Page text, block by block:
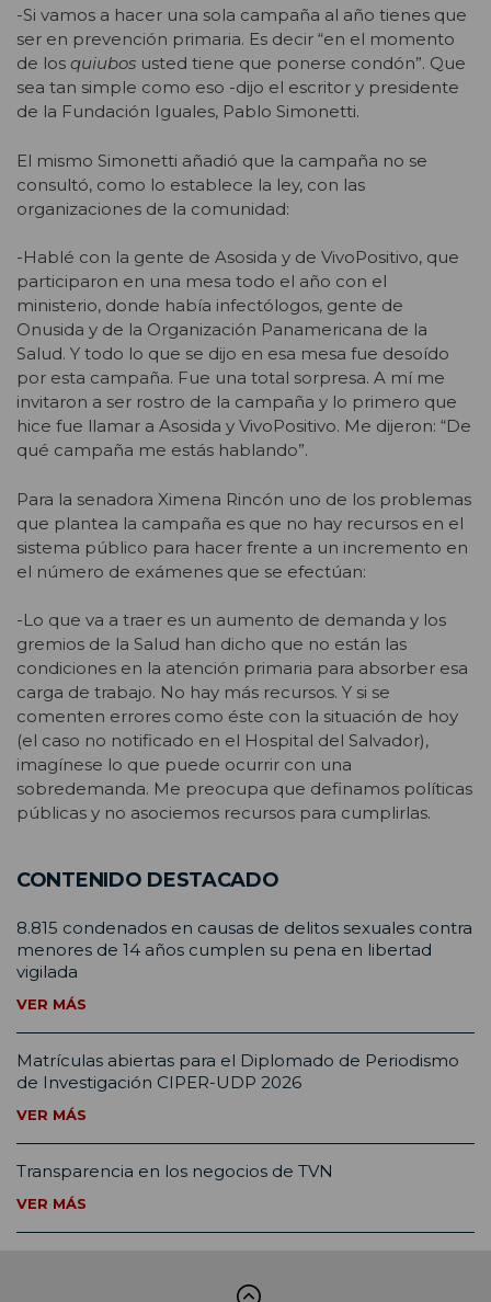
-Si vamos a hacer una sola campaña al año tienes que
ser en prevención primaria. Es decir “en el momento
de los quiubos usted tiene que ponerse condón”. Que
sea tan simple como eso -dijo el escritor y presidente
de la Fundación Iguales, Pablo Simonetti.
El mismo Simonetti añadió que la campaña no se
consultó, como lo establece la ley, con las
organizaciones de la comunidad:
-Hablé con la gente de Asosida y de VivoPositivo, que
participaron en una mesa todo el año con el
ministerio, donde había infectólogos, gente de
Onusida y de la Organización Panamericana de la
Salud. Y todo lo que se dijo en esa mesa fue desoído
por esta campaña. Fue una total sorpresa. A mí me
invitaron a ser rostro de la campaña y lo primero que
hice fue llamar a Asosida y VivoPositivo. Me dijeron: “De
qué campaña me estás hablando”.
Para la senadora Ximena Rincón uno de los problemas
que plantea la campaña es que no hay recursos en el
sistema público para hacer frente a un incremento en
el número de exámenes que se efectúan:
-Lo que va a traer es un aumento de demanda y los
gremios de la Salud han dicho que no están las
condiciones en la atención primaria para absorber esa
carga de trabajo. No hay más recursos. Y si se
comenten errores como éste con la situación de hoy
(el caso no notificado en el Hospital del Salvador),
imagínese lo que puede ocurrir con una
sobredemanda. Me preocupa que definamos políticas
públicas y no asociemos recursos para cumplirlas.
CONTENIDO DESTACADO
8.815 condenados en causas de delitos sexuales contra
menores de 14 años cumplen su pena en libertad
vigilada
VER MÁS
Matrículas abiertas para el Diplomado de Periodismo
de Investigación CIPER-UDP 2026
VER MÁS
Transparencia en los negocios de TVN
VER MÁS